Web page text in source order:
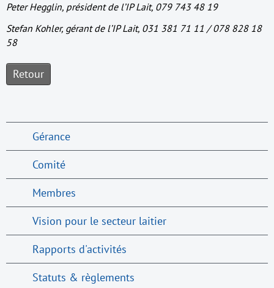
Peter Hegglin, président de l’IP Lait, 079 743 48 19
Stefan Kohler, gérant de l’IP Lait, 031 381 71 11 / 078 828 18
58
Retour
Gérance
Comité
Membres
Vision pour le secteur laitier
Rapports d'activités
Statuts & règlements